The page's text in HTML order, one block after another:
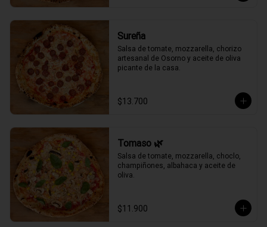
Sureña
Salsa de tomate, mozzarella, chorizo
artesanal de Osorno y aceite de oliva
picante de la casa.
$13.700
Tomaso 🌿
Salsa de tomate, mozzarella, choclo,
champiñones, albahaca y aceite de
oliva.
$11.900